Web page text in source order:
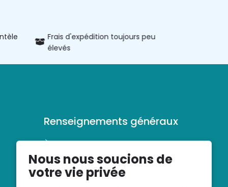
Frais d'expédition toujours peu
élevés
Renseignements généraux
À propos de veloconfort
Conditions générales d’utilisation
Déclaration de confidentialité
Nous nous soucions de
votre vie privée